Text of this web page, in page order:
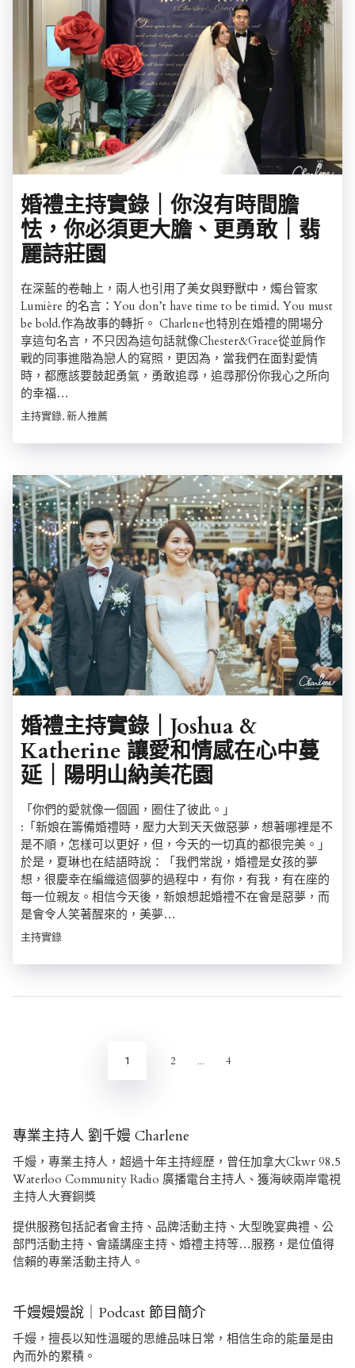
婚禮主持實錄｜你沒有時間膽
怯，你必須更大膽、更勇敢｜翡
麗詩莊園
在深藍的卷軸上，兩人也引用了美女與野獸中，燭台管家
Lumière 的名言：You don’t have time to be timid. You must
be bold.作為故事的轉折。 Charlene也特別在婚禮的開場分
享這句名言，不只因為這句話就像Chester&Grace從並肩作
戰的同事進階為戀人的寫照，更因為，當我們在面對愛情
時，都應該要鼓起勇氣，勇敢追尋，追尋那份你我心之所向
的幸福…
主持實錄, 新人推薦
婚禮主持實錄｜Joshua &
Katherine 讓愛和情感在心中蔓
延｜陽明山納美花園
「你們的愛就像一個圓，圈住了彼此。」
:「新娘在籌備婚禮時，壓力大到天天做惡夢，想著哪裡是不
是不順，怎樣可以更好，但，今天的一切真的都很完美。」
於是，夏琳也在結語時說：「我們常說，婚禮是女孩的夢
想，很慶幸在編織這個夢的過程中，有你，有我，有在座的
每一位親友。相信今天後，新娘想起婚禮不在會是惡夢，而
是會令人笑著醒來的，美夢…
主持實錄
文
1 2 4
專業主持人 劉千嫚 Charlene
千嫚，專業主持人，超過十年主持經歷，曾任加拿大Ckwr 98.5
Waterloo Community Radio 廣播電台主持人、獲海峽兩岸電視
主持人大賽銅獎
提供服務包括記者會主持、品牌活動主持、大型晚宴典禮、公
部門活動主持、會議講座主持、婚禮主持等…服務，是位值得
信賴的專業活動主持人。
千嫚嫚嫚說｜Podcast 節目簡介
千嫚，擅長以知性溫暖的思維品味日常，相信生命的能量是由
內而外的累積。